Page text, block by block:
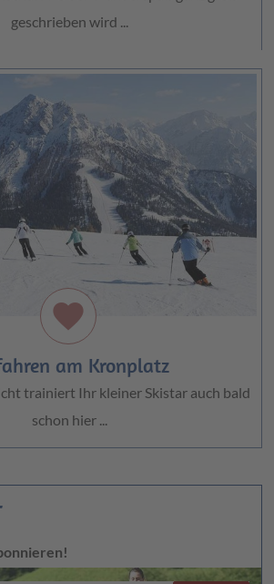
geschrieben wird ...
favorite
am Kronplatz
trainiert Ihr kleiner Skistar auch bald
schon hier ...